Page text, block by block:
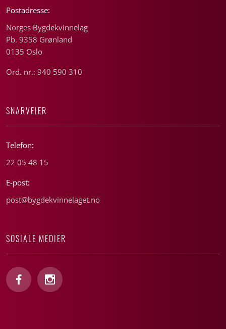
Postadresse:
Norges Bygdekvinnelag
Pb. 9358 Grønland
0135 Oslo
Ord. nr.: 940 590 310
SNARVEIER
Telefon:
22 05 48 15
E-post:
post@bygdekvinnelaget.no
SOSIALE MEDIER